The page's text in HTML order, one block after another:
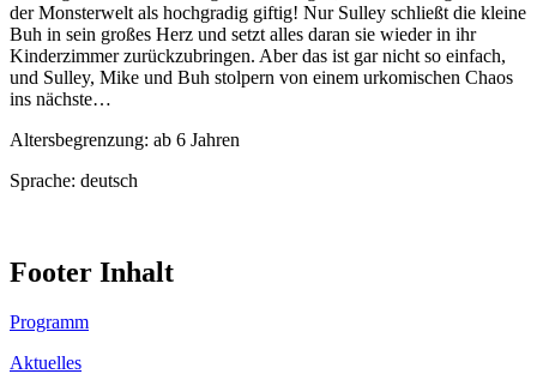
der Monsterwelt als hochgradig giftig! Nur Sulley schließt die kleine
Buh in sein großes Herz und setzt alles daran sie wieder in ihr
Kinderzimmer zurückzubringen. Aber das ist gar nicht so einfach,
und Sulley, Mike und Buh stolpern von einem urkomischen Chaos
ins nächste…
Altersbegrenzung: ab 6 Jahren
Sprache: deutsch
Footer Inhalt
Programm
Aktuelles